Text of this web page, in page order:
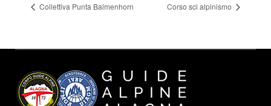
Collettiva Punta Balmenhorn Corso sci alpinismo